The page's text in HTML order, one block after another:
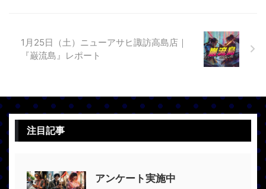
1月25日（土）ニューアサヒ諏訪高島店｜
『巌流島』レポート
注目記事
アンケート実施中